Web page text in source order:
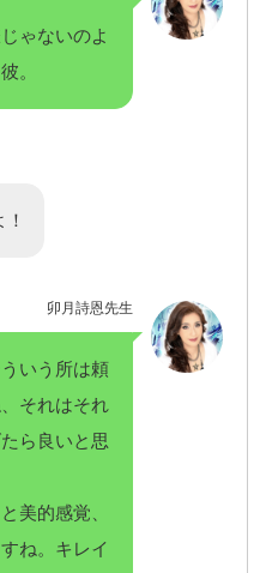
ゃないのよ
。
卯月詩恩先生
いう所は頼
それはそれ
ら良いと思
美的感覚、
ね。キレイ